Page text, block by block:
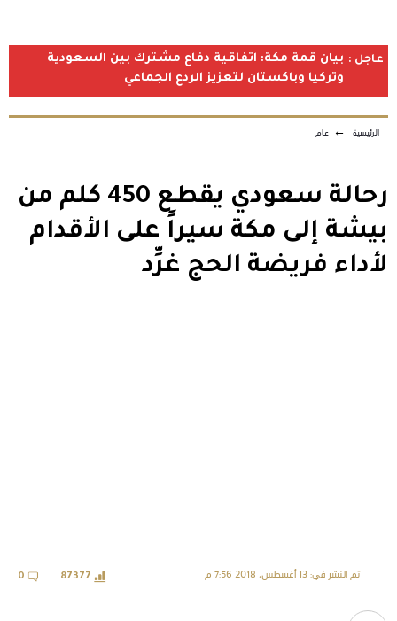
عاجل : بيان قمة مكة: اتفاقية دفاع مشترك بين السعودية
وتركيا وباكستان لتعزيز الردع الجماعي
الرئيسية ← عام
رحالة سعودي يقطع 450 كلم من
بيشة إلى مكة سيراً على الأقدام
لأداء فريضة الحج غرِّد
تم النشر في: 13 أغسطس، 2018 7:56 م 87377
0